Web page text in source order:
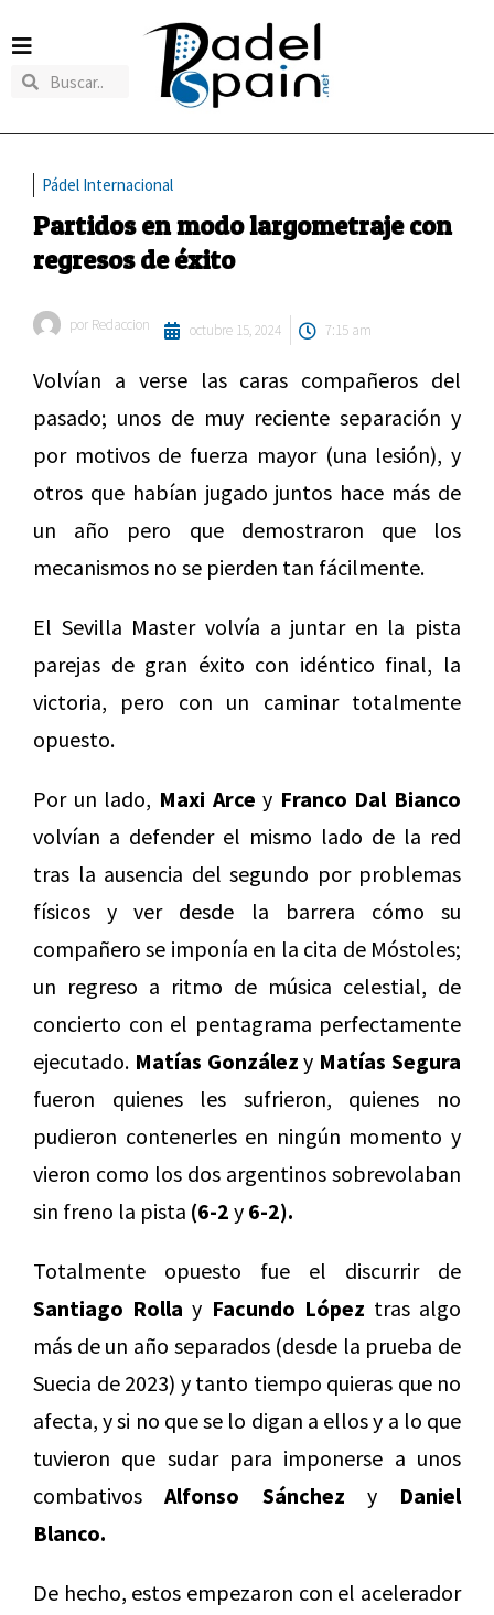
Pádel Internacional
Partidos en modo largometraje con
regresos de éxito
por Redaccion octubre 15, 2024 7:15 am
Volvían a verse las caras compañeros del
pasado; unos de muy reciente separación y
por motivos de fuerza mayor (una lesión), y
otros que habían jugado juntos hace más de
un año pero que demostraron que los
mecanismos no se pierden tan fácilmente.
El Sevilla Master volvía a juntar en la pista
parejas de gran éxito con idéntico final, la
victoria, pero con un caminar totalmente
opuesto.
Por un lado, Maxi Arce y Franco Dal Bianco
volvían a defender el mismo lado de la red
tras la ausencia del segundo por problemas
físicos y ver desde la barrera cómo su
compañero se imponía en la cita de Móstoles;
un regreso a ritmo de música celestial, de
concierto con el pentagrama perfectamente
ejecutado. Matías González y Matías Segura
fueron quienes les sufrieron, quienes no
pudieron contenerles en ningún momento y
vieron como los dos argentinos sobrevolaban
sin freno la pista (6-2 y 6-2).
Totalmente opuesto fue el discurrir de
Santiago Rolla y Facundo López tras algo
más de un año separados (desde la prueba de
Suecia de 2023) y tanto tiempo quieras que no
afecta, y si no que se lo digan a ellos y a lo que
tuvieron que sudar para imponerse a unos
combativosAlfonso Sánchez y Daniel
Blanco.
De hecho, estos empezaron con el acelerador